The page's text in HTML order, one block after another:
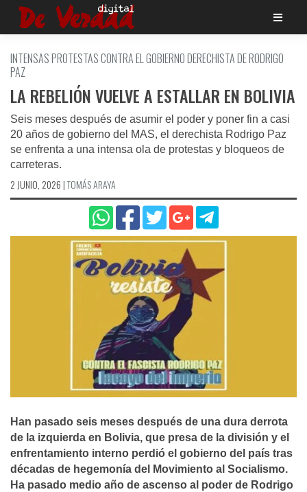
Saltar
INTENSAS PROTESTAS CONTRA EL GOBIERNO DERECHISTA DE RODRIGO
PAZ
LA REBELIÓN VUELVE A ESTALLAR EN BOLIVIA
Seis meses después de asumir el poder y poner fin a casi
20 años de gobierno del MAS, el derechista Rodrigo Paz
se enfrenta a una intensa ola de protestas y bloqueos de
carreteras.
2 JUNIO, 2026 |TOMÁS ARAYA
Han pasado seis meses después de una dura derrota
de la izquierda en Bolivia, que presa de la división y el
enfrentamiento interno perdió el gobierno del país tras
décadas de hegemonía del Movimiento al Socialismo.
Ha pasado medio año de ascenso al poder de Rodrigo